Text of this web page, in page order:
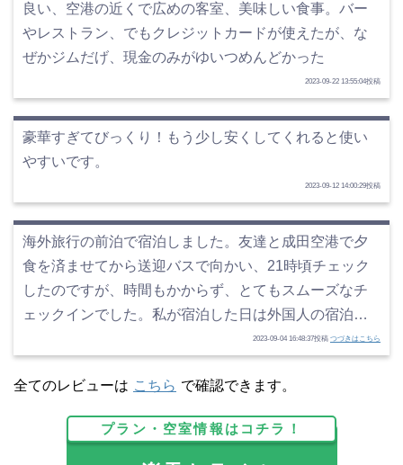
良い、空港の近くで広めの客室、美味しい食事。バー
やレストラン、でもクレジットカードが使えたが、な
ぜかジムだげ、現金のみがゆいつめんどかった
2023-09-22 13:55:04投稿
豪華すぎてびっくり！もう少し安くしてくれると使い
やすいです。
2023-09-12 14:00:29投稿
海外旅行の前泊で宿泊しました。友達と成田空港で夕
食を済ませてから送迎バスで向かい、21時頃チェック
したのですが、時間もかからず、とてもスムーズなチ
ェックインでした。私が宿泊した日は外国人の宿泊…
2023-09-04 16:48:37投稿 つづきはこちら
全てのレビューは こちら で確認できます。
プラン・空室情報はコチラ！